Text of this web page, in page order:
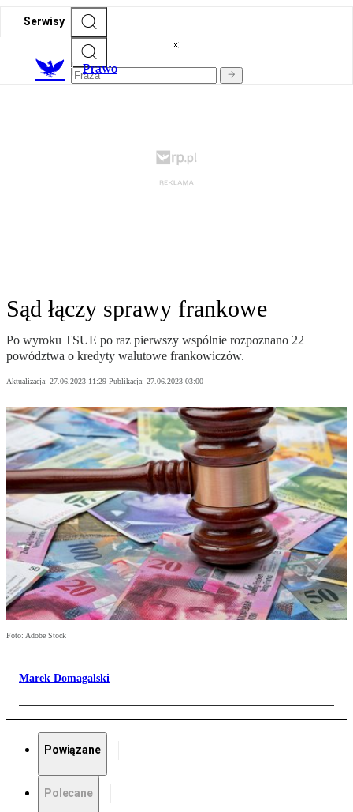
Serwisy
Prawo
Sąd łączy sprawy frankowe
Po wyroku TSUE po raz pierwszy wspólnie rozpoznano 22
powództwa o kredyty walutowe frankowiczów.
Aktualizacja: 27.06.2023 11:29 Publikacja: 27.06.2023 03:00
Foto: Adobe Stock
Marek Domagalski
Powiązane
Polecane